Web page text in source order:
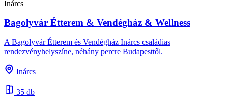
Inárcs
Bagolyvár Étterem & Vendégház & Wellness
A Bagolyvár Étterem és Vendégház Inárcs családias
rendezvényhelyszíne, néhány percre Budapesttől.
Inárcs
35 db